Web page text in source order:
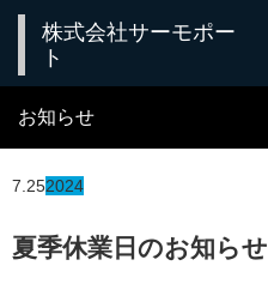
お知らせ
7.252024
夏季休業日のお知らせ